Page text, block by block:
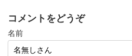
コメントをどうぞ
名前